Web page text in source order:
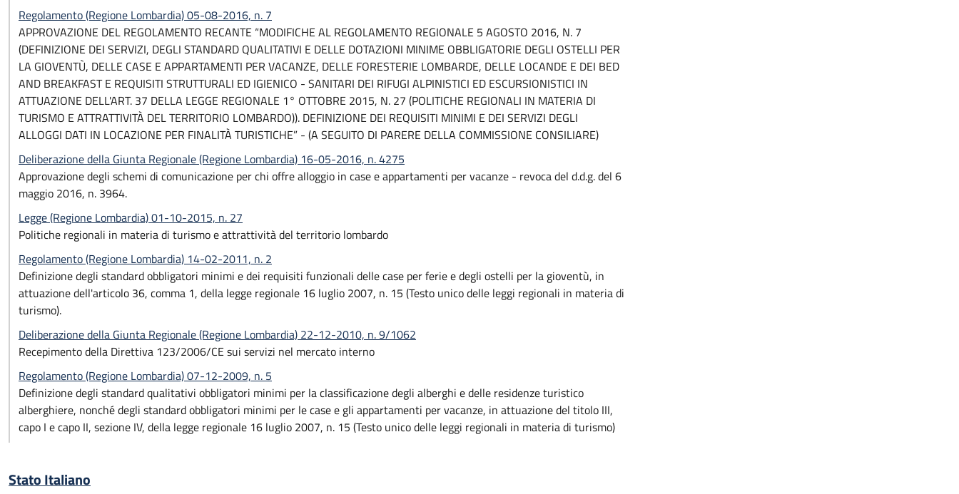
Regolamento (Regione Lombardia) 05-08-2016, n. 7
APPROVAZIONE DEL REGOLAMENTO RECANTE “MODIFICHE AL REGOLAMENTO REGIONALE 5 AGOSTO 2016, N. 7
(DEFINIZIONE DEI SERVIZI, DEGLI STANDARD QUALITATIVI E DELLE DOTAZIONI MINIME OBBLIGATORIE DEGLI OSTELLI PER
LA GIOVENTÙ, DELLE CASE E APPARTAMENTI PER VACANZE, DELLE FORESTERIE LOMBARDE, DELLE LOCANDE E DEI BED
AND BREAKFAST E REQUISITI STRUTTURALI ED IGIENICO - SANITARI DEI RIFUGI ALPINISTICI ED ESCURSIONISTICI IN
ATTUAZIONE DELL'ART. 37 DELLA LEGGE REGIONALE 1° OTTOBRE 2015, N. 27 (POLITICHE REGIONALI IN MATERIA DI
TURISMO E ATTRATTIVITÀ DEL TERRITORIO LOMBARDO)). DEFINIZIONE DEI REQUISITI MINIMI E DEI SERVIZI DEGLI
ALLOGGI DATI IN LOCAZIONE PER FINALITÀ TURISTICHE” - (A SEGUITO DI PARERE DELLA COMMISSIONE CONSILIARE)
Deliberazione della Giunta Regionale (Regione Lombardia) 16-05-2016, n. 4275
Approvazione degli schemi di comunicazione per chi offre alloggio in case e appartamenti per vacanze - revoca del d.d.g. del 6
maggio 2016, n. 3964.
Legge (Regione Lombardia) 01-10-2015, n. 27
Politiche regionali in materia di turismo e attrattività del territorio lombardo
Regolamento (Regione Lombardia) 14-02-2011, n. 2
Definizione degli standard obbligatori minimi e dei requisiti funzionali delle case per ferie e degli ostelli per la gioventù, in
attuazione dell'articolo 36, comma 1, della legge regionale 16 luglio 2007, n. 15 (Testo unico delle leggi regionali in materia di
turismo).
Deliberazione della Giunta Regionale (Regione Lombardia) 22-12-2010, n. 9/1062
Recepimento della Direttiva 123/2006/CE sui servizi nel mercato interno
Regolamento (Regione Lombardia) 07-12-2009, n. 5
Definizione degli standard qualitativi obbligatori minimi per la classificazione degli alberghi e delle residenze turistico
alberghiere, nonché degli standard obbligatori minimi per le case e gli appartamenti per vacanze, in attuazione del titolo III,
capo I e capo II, sezione IV, della legge regionale 16 luglio 2007, n. 15 (Testo unico delle leggi regionali in materia di turismo)
Stato Italiano